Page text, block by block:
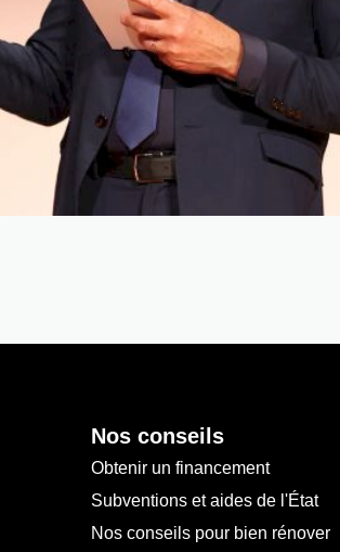
Nos conseils
Obtenir un financement
Subventions et aides de l'État
Nos conseils pour bien rénover